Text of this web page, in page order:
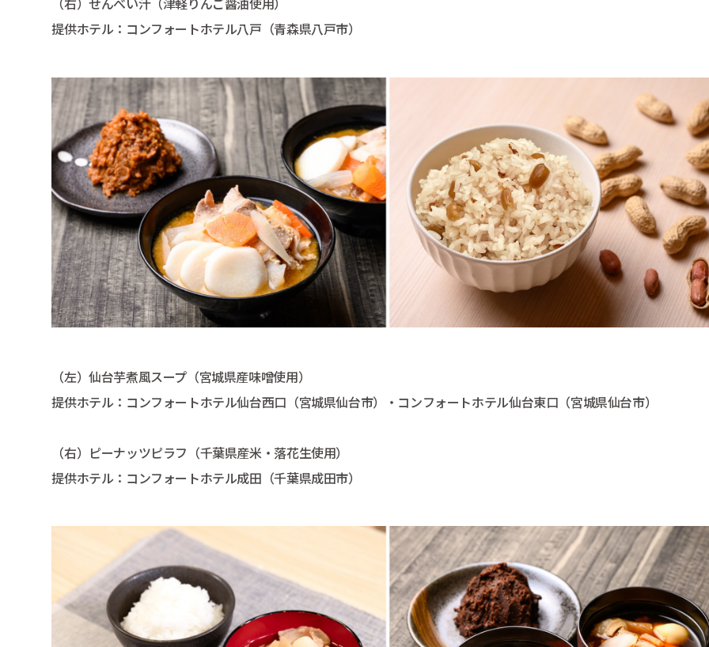
提供ホテル：コンフォートホテル八戸（青森県八戸市）
（左）仙台芋煮風スープ（宮城県産味噌使用）
提供ホテル：コンフォートホテル仙台西口（宮城県仙台市）・コンフォートホテル仙台東口（宮城県仙台市）
（右）ピーナッツピラフ（千葉県産米・落花生使用）
提供ホテル：コンフォートホテル成田（千葉県成田市）